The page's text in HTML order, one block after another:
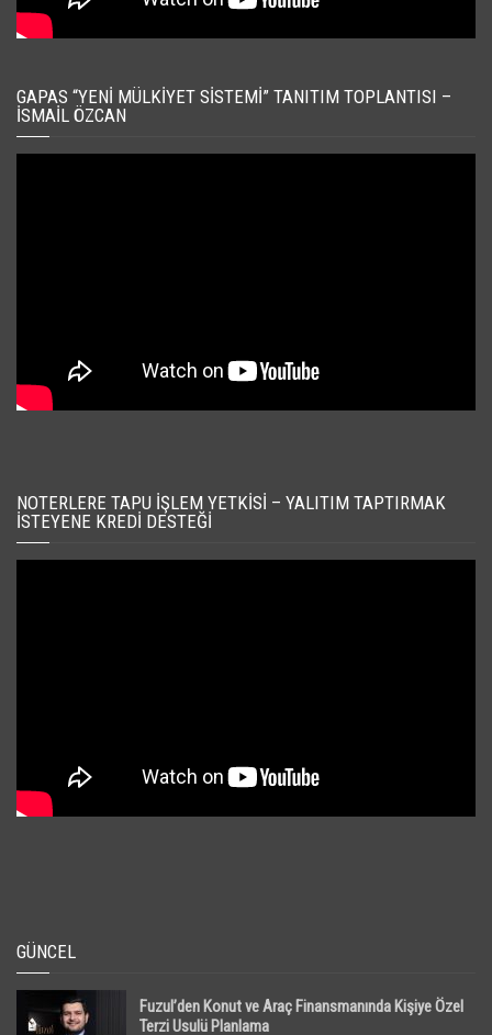
GAPAS “YENI MÜLKIYET SISTEMI” TANITIM TOPLANTISI –
İSMAIL ÖZCAN
NOTERLERE TAPU İŞLEM YETKISI – YALITIM TAPTIRMAK
İSTEYENE KREDI DESTEĞI
GÜNCEL
Fuzul’den Konut ve Araç Finansmanında Kişiye Özel
Terzi Usulü Planlama